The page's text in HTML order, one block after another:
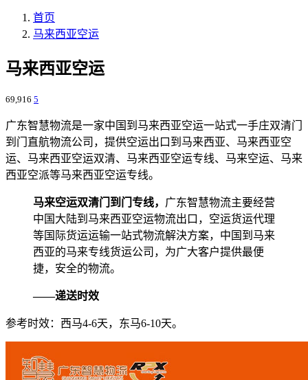
首页
马来西亚空运
马来西亚空运
69,916 5
广东智慧物流是一家中国到马来西亚空运一站式一手庄双清门
到门直航物流公司，提供空运出口到马来西亚、马来西亚空
运、马来西亚空运双清、马来西亚空运专线、马来空运、马来
西亚空派等马来西亚空运专线。
马来空运双清门到门专线， 广东智慧物流主要经营
中国大陆到马来西亚空运物流出口，空运货运代理
等国际货运运输一站式物流解決方案，中国到马来
西亚的马来专线货运公司，为广大客户提供最便
捷，安全的物流。
——递送时效
参考时效：西马4-6天，东马6-10天。